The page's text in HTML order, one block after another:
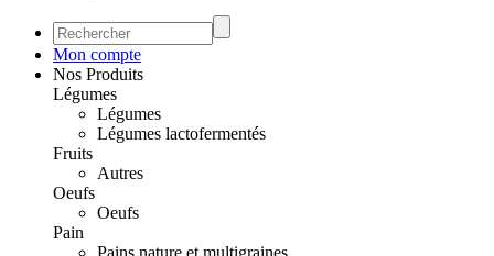
Mon compte
Nos Produits
Légumes
Légumes
Légumes lactofermentés
Fruits
Autres
Oeufs
Oeufs
Pain
Pains nature et multigraines